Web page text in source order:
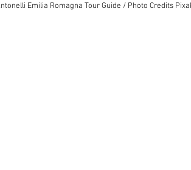
Emilia Romagna Tour Guide / Photo Credits